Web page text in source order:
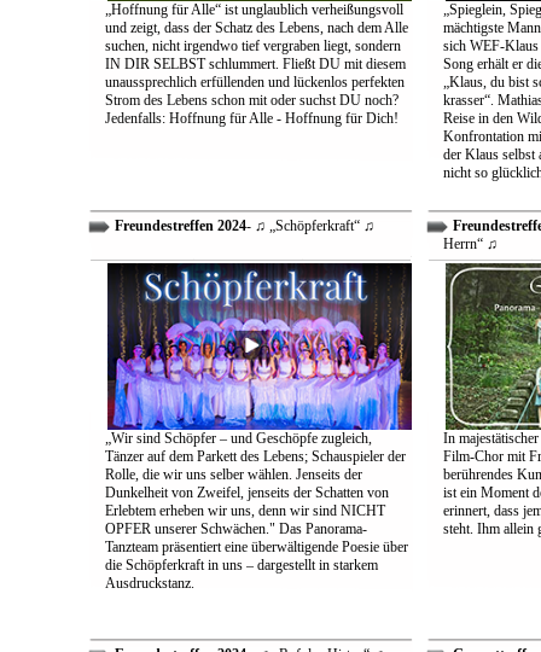
„Hoffnung für Alle“ ist unglaublich verheißungsvoll
und zeigt, dass der Schatz des Lebens, nach dem Alle
suchen, nicht irgendwo tief vergraben liegt, sondern
IN DIR SELBST schlummert. Fließt DU mit diesem
unaussprechlich erfüllenden und lückenlos perfekten
Strom des Lebens schon mit oder suchst DU noch?
Jedenfalls: Hoffnung für Alle - Hoffnung für Dich!
„Spieglein,
mächtigste
sich WEF-Klaus
Song erhält er
„Klaus, du bist
krasser“.
Reise in den
Konfrontation
der Klaus
nicht so
Freundestreffen 2024- ♫ „Schöpferkraft“ ♫
„Wir sind Schöpfer – und Geschöpfe zugleich,
Tänzer auf dem Parkett des Lebens; Schauspieler der
Rolle, die wir uns selber wählen. Jenseits der
Dunkelheit von Zweifel, jenseits der Schatten von
Erlebtem erheben wir uns, denn wir sind NICHT
OPFER unserer Schwächen." Das Panorama-
Tanzteam präsentiert eine überwältigende Poesie über
die Schöpferkraft in uns – dargestellt in starkem
Ausdruckstanz.
Herrn“ ♫
In
Film-Chor mit
berührendes
ist ein Moment
erinnert, dass
steht. Ihm allein